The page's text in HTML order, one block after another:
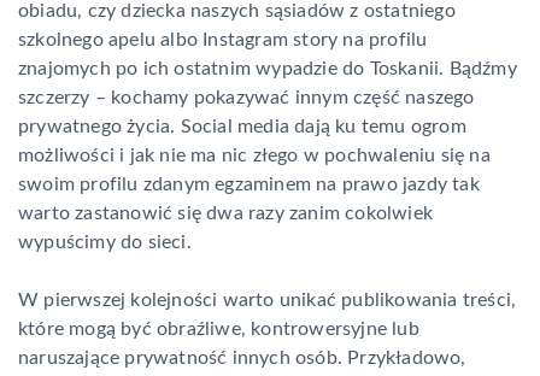
obiadu, czy dziecka naszych sąsiadów z ostatniego
szkolnego apelu albo Instagram story na profilu
znajomych po ich ostatnim wypadzie do Toskanii. Bądźmy
szczerzy – kochamy pokazywać innym część naszego
prywatnego życia. Social media dają ku temu ogrom
możliwości i jak nie ma nic złego w pochwaleniu się na
swoim profilu zdanym egzaminem na prawo jazdy tak
warto zastanowić się dwa razy zanim cokolwiek
wypuścimy do sieci.
W pierwszej kolejności warto unikać publikowania treści,
które mogą być obraźliwe, kontrowersyjne lub
naruszające prywatność innych osób. Przykładowo,